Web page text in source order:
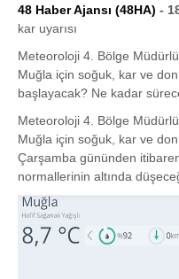
48 Haber Ajansı (48HA) -
kar uyarısı
Meteoroloji 4. Bölge
Muğla için soğuk, kar ve don
başlayacak? Ne kadar
Meteoroloji 4. Bölge
Muğla için soğuk, kar ve don
Çarşamba gününden
normallerinin altında